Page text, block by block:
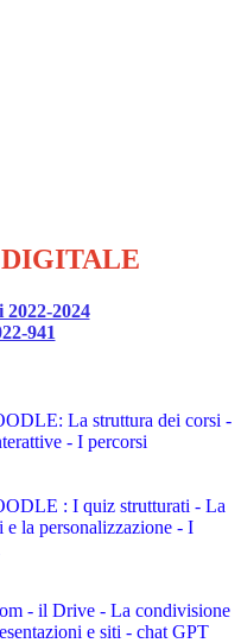
2024
941
La struttura dei corsi -
- I percorsi
: I quiz strutturati - La
e la personalizzazione - I
- il Drive - La condivisione
e siti - chat GPT